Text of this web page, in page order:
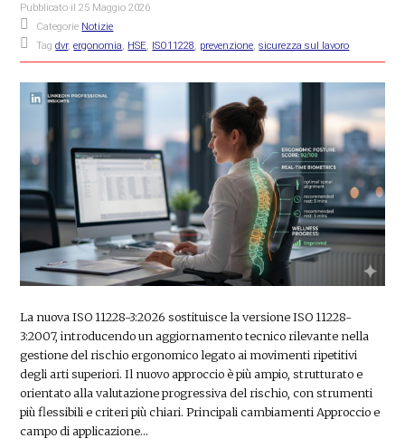
Pubblicato il25 Maggio 2026
Categorie Notizie
Tagdvr,ergonomia, HSE, ISO11228, prevenzione,sicurezza sul lavoro
La nuova ISO 11228-3:2026 sostituisce la versione ISO 11228-
3:2007, introducendo un aggiornamento tecnico rilevante nella
gestione del rischio ergonomico legato ai movimenti ripetitivi
degli arti superiori. Il nuovo approccio è più ampio, strutturato e
orientato alla valutazione progressiva del rischio, con strumenti
più flessibili e criteri più chiari. Principali cambiamenti Approccio e
campo di applicazione…